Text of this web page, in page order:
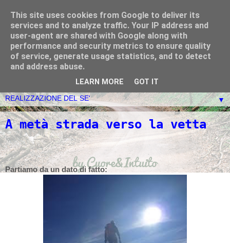
Ciascuno di noi è Dio - La
Nuova Evoluzione:
Cuore&Intuito
▼
A metà strada verso la vetta
Partiamo da un dato di fatto:
This site uses cookies from Google to deliver its
services and to analyze traffic. Your IP address and
user-agent are shared with Google along with
performance and security metrics to ensure quality
of service, generate usage statistics, and to detect
and address abuse.
LEARN MORE GOT IT